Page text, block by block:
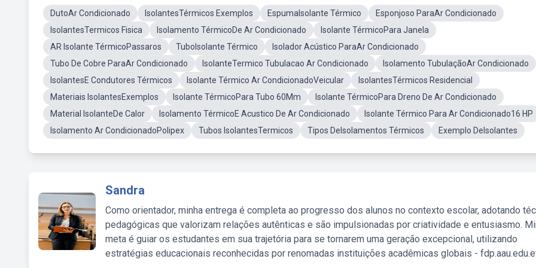
DutoAr Condicionado IsolantesTérmicos Exemplos EspumaIsolante Térmico
Esponjoso ParaAr Condicionado
IsolantesTermicos Fisica
Isolamento TérmicoDe Ar Condicionado
Isolante TérmicoPara Janela
AR Isolante TérmicoPassaros
TuboIsolante Térmico
Isolador Acústico ParaAr Condicionado
Tubo De Cobre ParaAr Condicionado
IsolanteTermico Tubulacao Ar Condicionado
Isolamento TubulaçãoAr Condicionado
IsolantesE Condutores Térmicos
Isolante Térmico Ar CondicionadoVeicular
IsolantesTérmicos Residencial
Materiais IsolantesExemplos
Isolante TérmicoPara Tubo 60Mm
Isolante TérmicoPara Dreno De Ar Condicionado
Material IsolanteDe Calor
Isolamento TérmicoE Acustico De Ar Condicionado
Isolante Térmico Para Ar Condicionado16 HP
Isolamento Ar CondicionadoPolipex
Tubos IsolantesTermicos Tipos DeIsolamentos Térmicos Exemplo DeIsolantes
Sandra
Como orientador, minha entrega é completa ao progresso dos alunos no contexto escolar, adotando
pedagógicas que valorizam relações autênticas e são impulsionadas por criatividade e entusiasmo.
meta é guiar os estudantes em sua trajetória para se tornarem uma geração excepcional, utilizando
estratégias educacionais reconhecidas por renomadas instituições acadêmicas globais -